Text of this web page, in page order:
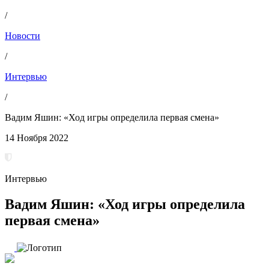
/
Новости
/
Интервью
/
Вадим Яшин: «Ход игры определила первая смена»
14 Ноября 2022
Интервью
Вадим Яшин: «Ход игры определила
первая смена»